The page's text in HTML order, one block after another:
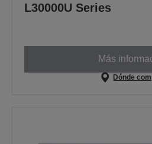
L30000U Series
Más
Dónde